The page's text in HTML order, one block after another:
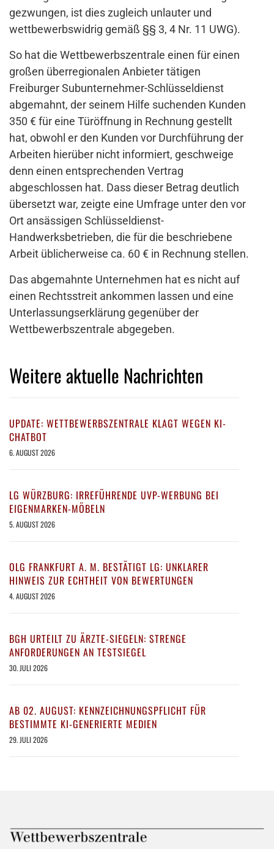
gezwungen, ist dies zugleich unlauter und
wettbewerbswidrig gemäß §§ 3, 4 Nr. 11 UWG).
So hat die Wettbewerbszentrale einen für einen
großen überregionalen Anbieter tätigen
Freiburger Subunternehmer-Schlüsseldienst
abgemahnt, der seinem Hilfe suchenden Kunden
350 € für eine Türöffnung in Rechnung gestellt
hat, obwohl er den Kunden vor Durchführung der
Arbeiten hierüber nicht informiert, geschweige
denn einen entsprechenden Vertrag
abgeschlossen hat. Dass dieser Betrag deutlich
übersetzt war, zeigte eine Umfrage unter den vor
Ort ansässigen Schlüsseldienst-
Handwerksbetrieben, die für die beschriebene
Arbeit üblicherweise ca. 60 € in Rechnung stellen.
Das abgemahnte Unternehmen hat es nicht auf
einen Rechtsstreit ankommen lassen und eine
Unterlassungserklärung gegenüber der
Wettbewerbszentrale abgegeben.
Weitere aktuelle Nachrichten
UPDATE: WETTBEWERBSZENTRALE KLAGT WEGEN KI-
CHATBOT
6. AUGUST 2026
LG WÜRZBURG: IRREFÜHRENDE UVP-WERBUNG BEI
EIGENMARKEN-MÖBELN
5. AUGUST 2026
OLG FRANKFURT A. M. BESTÄTIGT LG: UNKLARER
HINWEIS ZUR ECHTHEIT VON BEWERTUNGEN
4. AUGUST 2026
BGH URTEILT ZU ÄRZTE-SIEGELN: STRENGE
ANFORDERUNGEN AN TESTSIEGEL
30. JULI 2026
AB 02. AUGUST: KENNZEICHNUNGSPFLICHT FÜR
BESTIMMTE KI-GENERIERTE MEDIEN
29. JULI 2026